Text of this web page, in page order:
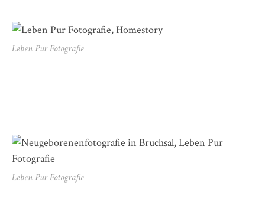
Leben Pur Fotografie
Leben Pur Fotografie